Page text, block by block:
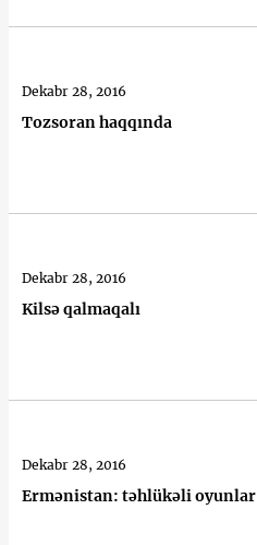
Tozsoran haqqında
Dekabr 28, 2016
Kilsə qalmaqalı
Dekabr 28, 2016
Ermənistan: təhlükəli oyunlar
Dekabr 28, 2016